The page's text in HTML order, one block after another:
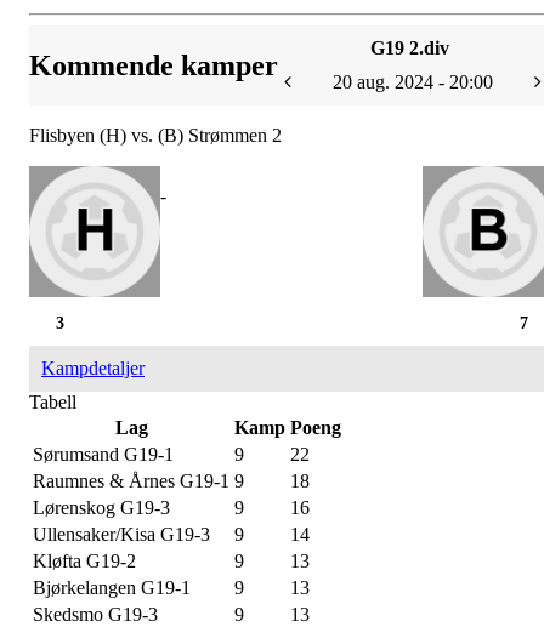
Kommende kamper
G19 2.div
20 aug. 2024 - 20:00
Flisbyen (H) vs. (B) Strømmen 2
-
7
3
Kampdetaljer
Tabell
Lag
Kamp Poeng
Sørumsand G19-1
9
22
Raumnes & Årnes G19-1 9
18
Lørenskog G19-3
9
16
Ullensaker/Kisa G19-3
9
14
Kløfta G19-2
9
13
Bjørkelangen G19-1
9
13
Skedsmo G19-3
9
13